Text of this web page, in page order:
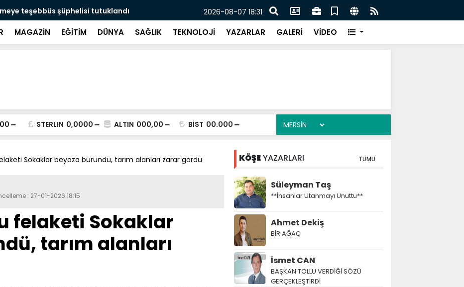
teşebbüs şüphelisi tutuklandı Yaşadığı dehşet anlarını anlattı
2026-08-07 18:31
MAGAZİN EĞİTİM DÜNYA SAĞLIK TEKNOLOJİ YAZARLAR GALERİ VİDEO
STERLIN 0,0000 ALTIN 000,00 BİST 00.000
Sokaklar beyaza büründü, tarım alanları zarar gördü
: 27-01-2026 18:15
felaketi Sokaklar
tarım alanları
KÖŞEYAZARLARI TÜMÜ
Süleyman Taş
**İnsanlar Utanmayı Unuttu**
Ahmet Dekiş
BİR AĞAÇ
İsmet CAN
BAŞKAN TOLLU VERDİĞİ SÖZÜ
GERÇEKLEŞTİRDİ